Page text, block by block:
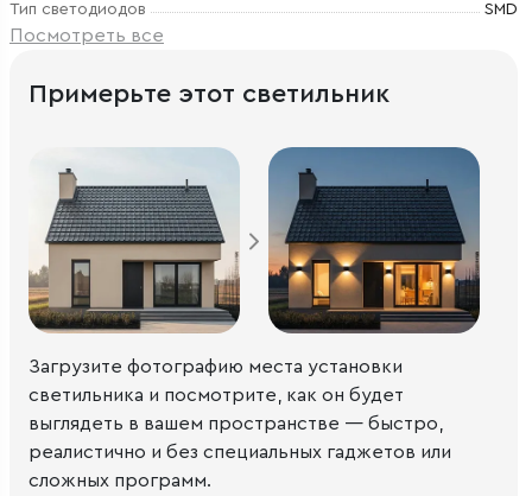
Тип светодиодов
SMD
Посмотреть все
Примерьте этот светильник
Загрузите фотографию места установки
светильника и посмотрите, как он будет
выглядеть в вашем пространстве — быстро,
реалистично и без специальных гаджетов или
сложных программ.